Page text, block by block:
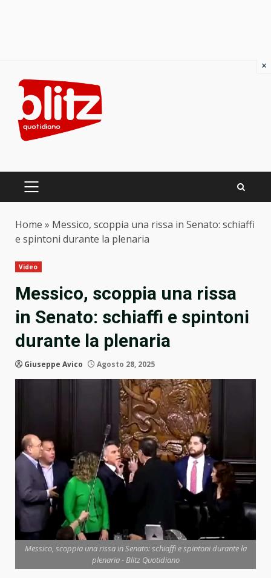
content
PRIMARY
Home » Messico, scoppia una rissa in Senato: schiaffi
e spintoni durante la plenaria
Video
Messico, scoppia una rissa
in Senato: schiaffi e spintoni
durante la plenaria
Giuseppe Avico Agosto 28, 2025
Messico, scoppia una rissa in Senato: schiaffi e spintoni durante la
plenaria - Blitz Quotidiano
×